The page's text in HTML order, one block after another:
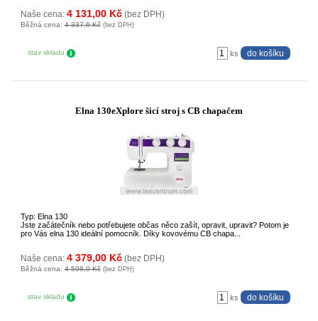
Naše cena: 4 131,00 Kč (bez DPH)
Běžná cena: 4 337,6 Kč (bez DPH)
stav skladu ks
Elna 130eXplore šicí stroj s CB chapačem
Typ: Elna 130
Jste začátečník nebo potřebujete občas něco zašít, opravit, upravit? Potom je
pro Vás elna 130 ideální pomocník. Díky kovovému CB chapa...
Naše cena: 4 379,00 Kč (bez DPH)
Běžná cena: 4 598,0 Kč (bez DPH)
stav skladu ks